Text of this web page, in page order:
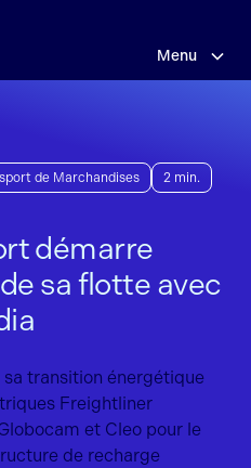
Menu
de Marchandises 2 min.
démarre
sa flotte avec
transition énergétique
Freightliner
et Cleo pour le
de recharge